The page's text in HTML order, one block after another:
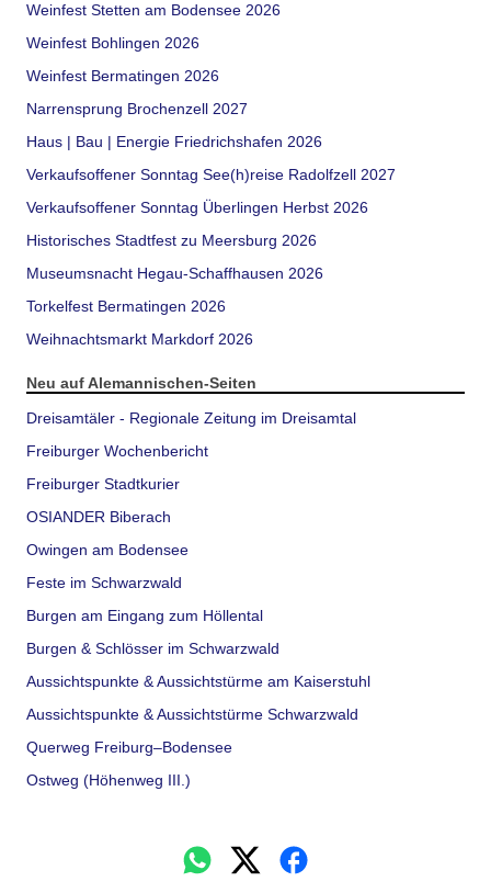
Weinfest Stetten am Bodensee 2026
Weinfest Bohlingen 2026
Weinfest Bermatingen 2026
Narrensprung Brochenzell 2027
Haus | Bau | Energie Friedrichshafen 2026
Verkaufsoffener Sonntag See(h)reise Radolfzell 2027
Verkaufsoffener Sonntag Überlingen Herbst 2026
Historisches Stadtfest zu Meersburg 2026
Museumsnacht Hegau-Schaffhausen 2026
Torkelfest Bermatingen 2026
Weihnachtsmarkt Markdorf 2026
Neu auf Alemannischen-Seiten
Dreisamtäler - Regionale Zeitung im Dreisamtal
Freiburger Wochenbericht
Freiburger Stadtkurier
OSIANDER Biberach
Owingen am Bodensee
Feste im Schwarzwald
Burgen am Eingang zum Höllental
Burgen & Schlösser im Schwarzwald
Aussichtspunkte & Aussichtstürme am Kaiserstuhl
Aussichtspunkte & Aussichtstürme Schwarzwald
Querweg Freiburg–Bodensee
Ostweg (Höhenweg III.)